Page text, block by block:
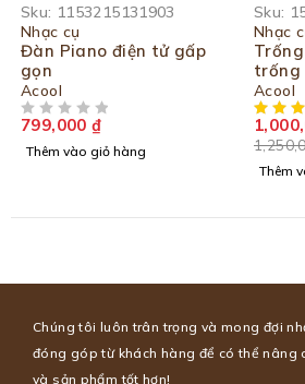
Sku: 1153215131903
Nhạc cụ
Đàn Piano điện tử gấp
gọn
Acool
799,000 ₫
Thêm vào giỏ hàng
Sku:
Nhạc
trống
bàn
ghi
Acool
Thêm
Chúng tôi luôn trân trọng và mong đợi
đóng góp từ khách hàng để có thể nâng
và sản phẩm tốt hơn!